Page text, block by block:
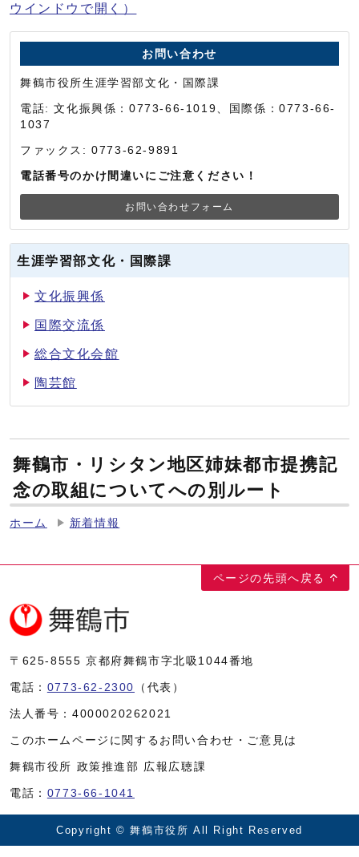
ウインドウで開く）
お問い合わせ
舞鶴市役所生涯学習部文化・国際課
電話: 文化振興係：0773-66-1019、国際係：0773-66-
1037
ファックス: 0773-62-9891
電話番号のかけ間違いにご注意ください！
お問い合わせフォーム
生涯学習部文化・国際課
文化振興係
国際交流係
総合文化会館
陶芸館
舞鶴市・リシタン地区姉妹都市提携記
念の取組についてへの別ルート
ホーム 新着情報
ページの先頭へ戻る
〒625-8555 京都府舞鶴市字北吸1044番地
電話： 0773-62-2300 （代表）
法人番号： 4000020262021
このホームページに関するお問い合わせ・ご意見は
舞鶴市役所 政策推進部 広報広聴課
電話： 0773-66-1041
Copyright © 舞鶴市役所 All Right Reserved